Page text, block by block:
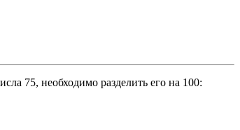
75, необходимо разделить его на 100: